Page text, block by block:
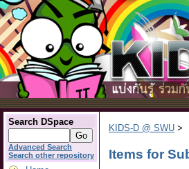
Search DSpace
Advanced Search
Search other repository
KIDS-D @ SWU >
Items for